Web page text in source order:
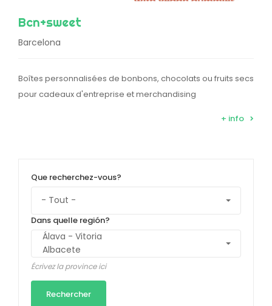
Bcn+sweet
Barcelona
Boîtes personnalisées de bonbons, chocolats ou fruits secs
pour cadeaux d'entreprise et merchandising
+ info
Que recherchez-vous?
Dans quelle región?
Écrivez la province ici